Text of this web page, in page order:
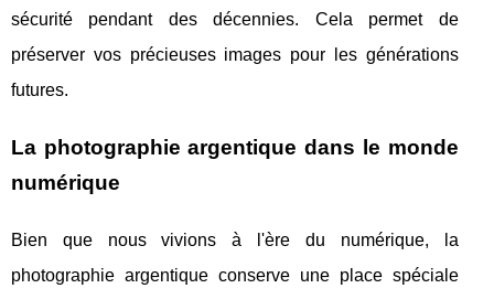
sécurité pendant des décennies. Cela permet de
préserver vos précieuses images pour les générations
futures.
La photographie argentique dans le monde
numérique
Bien que nous vivions à l'ère du numérique, la
photographie argentique conserve une place spéciale